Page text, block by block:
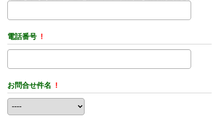
電話番号 !
お問合せ件名 !